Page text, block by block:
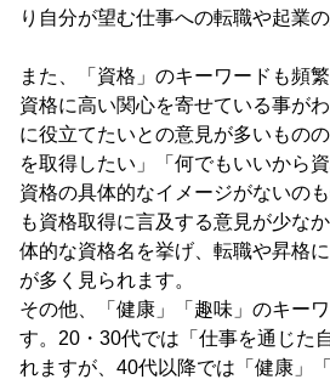
り自分が望む仕事への転職や起業
また、「資格」のキーワードも頻
資格に高い関心を寄せている事が
に役立てたいとの意見が多いもの
を取得したい」「何でもいいから
資格の具体的なイメージがないの
も資格取得に言及する意見が少な
体的な資格名を挙げ、転職や昇格
が多く見られます。
その他、「健康」「趣味」のキー
す。20・30代では「仕事を通じた
れますが、40代以降では「健康」